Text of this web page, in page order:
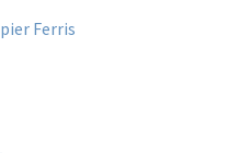
Ferris